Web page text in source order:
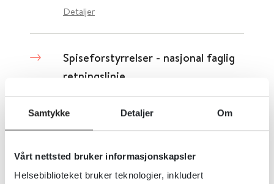
Samtykke Detaljer Om
Vårt nettsted bruker informasjonskapsler
Helsebiblioteket bruker teknologier, inkludert
Detaljer
Spiseforstyrrelser - nasjonal faglig
retningslinje
Helsedirektoratet
Behandling og rehabilitering av
rusproblemer og avhengighet